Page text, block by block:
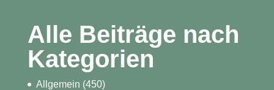
Alle Beiträge nach
Kategorien
Allgemein (450)